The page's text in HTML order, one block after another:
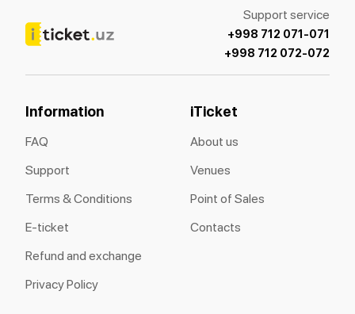
Support service
+998 712 071-071
+998 712 072-072
Information
FAQ
Support
Terms & Conditions
E-ticket
Refund and exchange
Privacy Policy
iTicket
About us
Venues
Point of Sales
Contacts